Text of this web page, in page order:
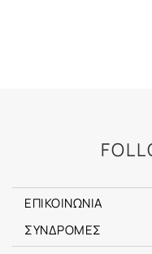
ΕΠΙΚΟΙΝΩΝΙΑ
ΣΥΝΔΡΟΜΕΣ